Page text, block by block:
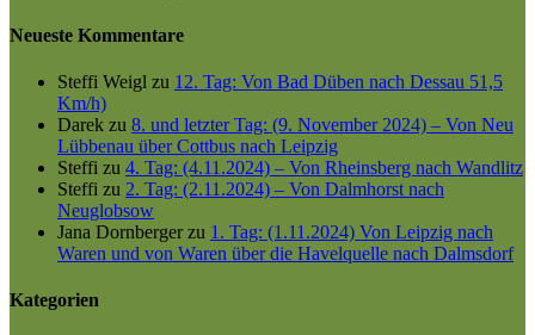
Neueste Kommentare
Steffi Weigl zu 12. Tag: Von Bad Düben nach Dessau 51,5
Km/h)
Darek zu 8. und letzter Tag: (9. November 2024) – Von Neu
Lübbenau über Cottbus nach Leipzig
Steffi zu 4. Tag: (4.11.2024) – Von Rheinsberg nach Wandlitz
Steffi zu 2. Tag: (2.11.2024) – Von Dalmhorst nach
Neuglobsow
Jana Dornbergerzu 1. Tag: (1.11.2024) Von Leipzig nach
Waren und von Waren über die Havelquelle nach Dalmsdorf
Kategorien